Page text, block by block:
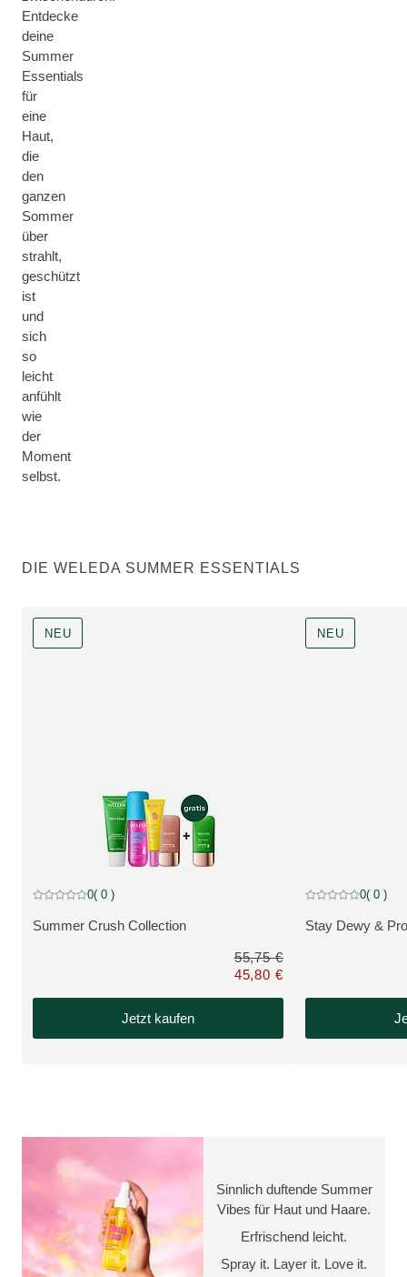
Entdecke
deine
Summer
Essentials
für
eine
Haut,
die
den
ganzen
Sommer
über
strahlt,
geschützt
ist
und
sich
so
leicht
anfühlt
wie
der
Moment
selbst.
DIE WELEDA SUMMER ESSENTIALS
NEU
NEU, reduzierter Artikel
MEHR ZUM PRODUKT:
Summer Crush Collection
Aktuelle Bewertung: 0 von 5 Sternen bewertet von 0 Kunden
0( 0 )
55,75 €
45,80 €
Jetzt kaufen
NEU
NEU, reduzierter
MEHR ZUM
Stay Dewy &
Aktuelle 0( 0 )
Sinnlich duftende Summer
Vibes für Haut und Haare.
Erfrischend leicht.
Spray it. Layer it. Love it.